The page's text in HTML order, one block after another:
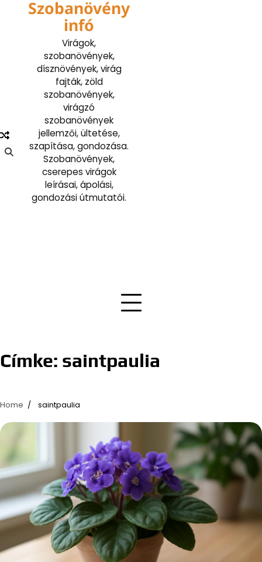
Szobanövény
infó
Virágok,
szobanövények,
dísznövények, virág
fajták, zöld
szobanövények,
virágzó
szobanövények
jellemzői, ültetése,
szapítása, gondozása.
Szobanövények,
cserepes virágok
leírásai, ápolási,
gondozási útmutatói.
Címke: saintpaulia
Home saintpaulia